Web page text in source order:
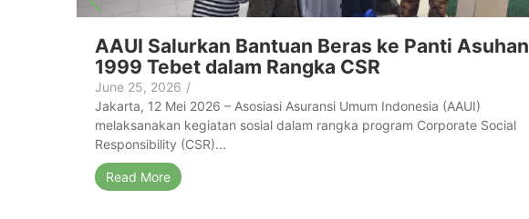
AAUI Salurkan Bantuan Beras ke Panti Asuhan
1999 Tebet dalam Rangka CSR
June 25, 2026 /
Jakarta, 12 Mei 2026 – Asosiasi Asuransi Umum Indonesia (AAUI)
melaksanakan kegiatan sosial dalam rangka program Corporate Social
Responsibility (CSR)...
Read More